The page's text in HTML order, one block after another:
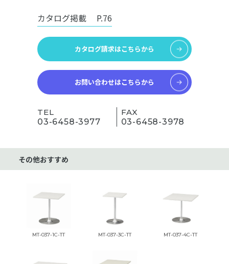
カタログ掲載 P.76
カタログ請求はこちらから
お問い合わせはこちらから
TEL
03-6458-3977
FAX
03-6458-3978
その他おすすめ
MT-037-1C-TT MT-037-3C-TT MT-037-4C-TT